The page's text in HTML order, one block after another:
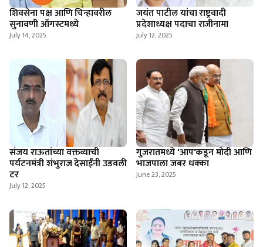
शिवसेना पक्ष आणि चिन्हावरील
सुनावणी ऑगस्टमध्ये
July 14, 2025
जयंत पाटील यांचा राष्ट्रवादी
प्रदेशाध्यक्ष पदाचा राजीनामा
July 12, 2025
संजय राऊतांच्या वक्तव्याची
पर्यटनमंत्री शंभुराज देसाईंनी उडवली
टर
July 12, 2025
गुजरातमध्ये 'आप'कडून मोदी आणि
भाजपाला जबर धक्का
June 23, 2025